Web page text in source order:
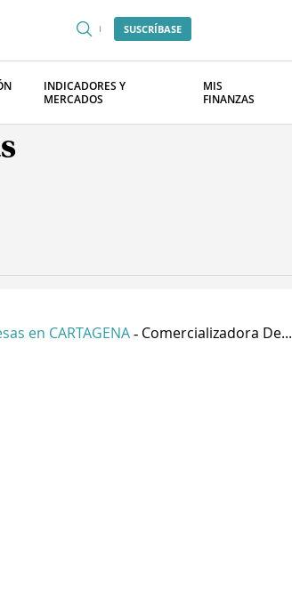
SUSCRÍBASE
INDICADORES Y
MERCADOS
MIS
FINANZAS
en CARTAGENA - Comercializadora De...